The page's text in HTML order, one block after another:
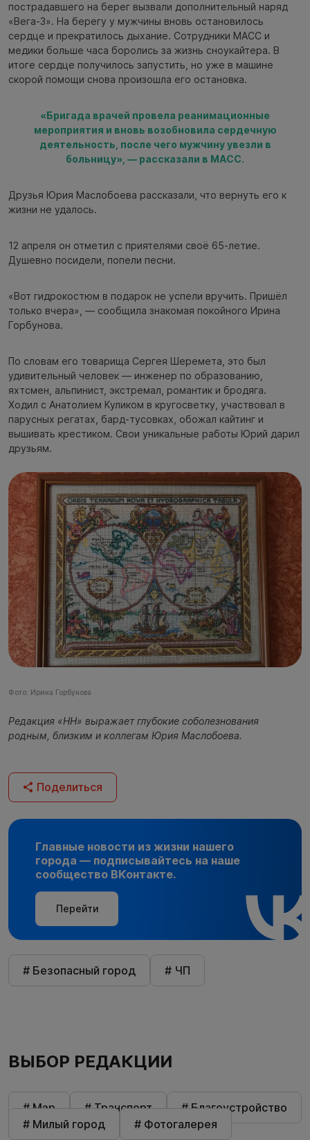
пострадавшего на берег вызвали дополнительный наряд
«Вега‑3». На берегу у мужчины вновь остановилось
сердце и прекратилось дыхание. Сотрудники МАСС и
медики больше часа боролись за жизнь сноукайтера. В
итоге сердце получилось запустить, но уже в машине
скорой помощи снова произошла его остановка.
«Бригада врачей провела реанимационные
мероприятия и вновь возобновила сердечную
деятельность, после чего мужчину увезли в
больницу», — рассказали в МАСС.
Друзья Юрия Маслобоева рассказали, что вернуть его к
жизни не удалось.
12 апреля он отметил с приятелями своё 65-летие.
Душевно посидели, попели песни.
«Вот гидрокостюм в подарок не успели вручить. Пришёл
только вчера», — сообщила знакомая покойного Ирина
Горбунова.
По словам его товарища Сергея Шеремета, это был
удивительный человек — инженер по образованию,
яхтсмен, альпинист, экстремал, романтик и бродяга.
Ходил с Анатолием Куликом в кругосветку, участвовал в
парусных регатах, бард-тусовках, обожал кайтинг и
вышивать крестиком. Свои уникальные работы Юрий дарил
друзьям.
Фото: Ирина Горбунова
Редакция «НН» выражает глубокие соболезнования
родным, близким и коллегам Юрия Маслобоева.
Поделиться
Главные новости из жизни нашего
города — подписывайтесь на наше
сообщество ВКонтакте.
Перейти
# Безопасный город # ЧП
ВЫБОР РЕДАКЦИИ
# Мэр # Транспорт
# Благоустройство
# Милый город
# Фотогалерея